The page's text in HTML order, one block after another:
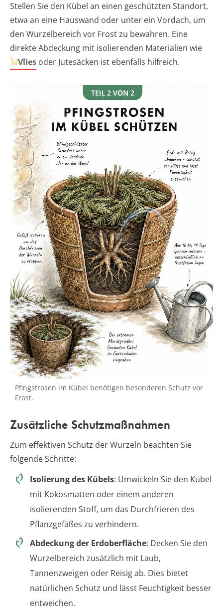
Stellen Sie den Kübel an einen geschützten Standort,
etwa an eine Hauswand oder unter ein Vordach, um
den Wurzelbereich vor Frost zu bewahren. Eine
direkte Abdeckung mit isolierenden Materialien wie
Vlies oder Jutesäcken ist ebenfalls hilfreich.
Pfingstrosen im Kübel benötigen besonderen Schutz vor
Frost.
Zusätzliche Schutzmaßnahmen
Zum effektiven Schutz der Wurzeln beachten Sie
folgende Schritte:
Isolierung des Kübels: Umwickeln Sie den Kübel
mit Kokosmatten oder einem anderen
isolierenden Stoff, um das Durchfrieren des
Pflanzgefäßes zu verhindern.
Abdeckung der Erdoberfläche: Decken Sie den
Wurzelbereich zusätzlich mit Laub,
Tannenzweigen oder Reisig ab. Dies bietet
natürlichen Schutz und lässt Feuchtigkeit besser
entweichen.